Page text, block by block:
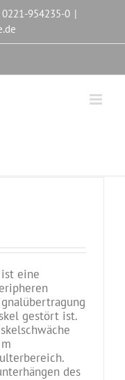
954235-0 |
eine
gestört ist.
des